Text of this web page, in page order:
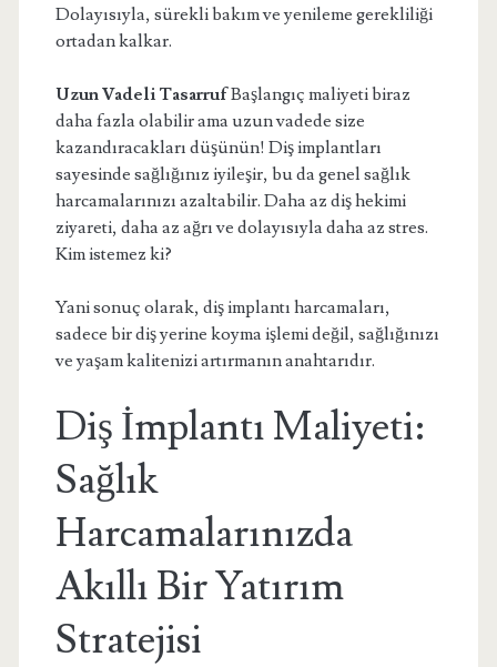
Dolayısıyla, sürekli bakım ve yenileme gerekliliği
ortadan kalkar.
Uzun Vadeli TasarrufBaşlangıç maliyeti biraz
daha fazla olabilir ama uzun vadede size
kazandıracakları düşünün! Diş implantları
sayesinde sağlığınız iyileşir, bu da genel sağlık
harcamalarınızı azaltabilir. Daha az diş hekimi
ziyareti, daha az ağrı ve dolayısıyla daha az stres.
Kim istemez ki?
Yani sonuç olarak, diş implantı harcamaları,
sadece bir diş yerine koyma işlemi değil, sağlığınızı
ve yaşam kalitenizi artırmanın anahtarıdır.
Diş İmplantı Maliyeti:
Sağlık
Harcamalarınızda
Akıllı Bir Yatırım
Stratejisi